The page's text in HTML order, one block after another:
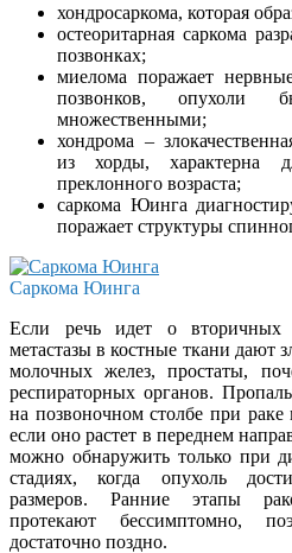
хондросаркома, которая
остеоритарная саркома
позвонках;
миелома поражает
позвонков, опухоли
множественными;
хондрома –
из хорды, характерна
преклонного возраста;
саркома Юинга
поражает структуры
Саркома Юинга
Если речь идет о вторичных
метастазы в костные ткани дают
молочных желез, простаты,
респираторных органов.
на позвоночном столбе при
если оно растет в переднем
можно обнаружить только при
стадиях, когда опухоль
размеров. Ранние этапы
протекают бессимптомно,
достаточно поздно.